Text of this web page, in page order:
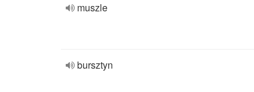
muszle
bursztyn